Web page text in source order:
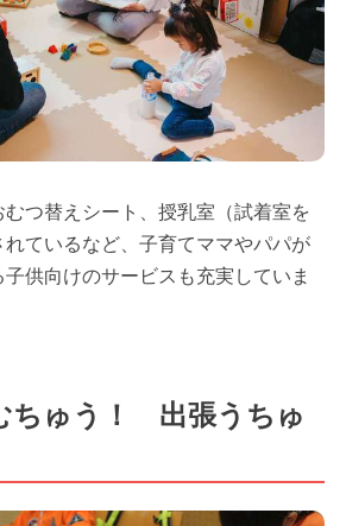
つ替えシート、授乳室（試着室を
ているなど、子育てママやパパが
供向けのサービスも充実していま
ちゅう！ 出張うちゅ